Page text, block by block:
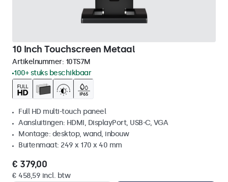
10 Inch Touchscreen Metaal
Artikelnummer: 10TS7M
100+ stuks beschikbaar
Full HD multi-touch paneel
Aansluitingen: HDMI, DisplayPort, USB-C, VGA
Montage: desktop, wand, inbouw
Buitenmaat: 249 x 170 x 40 mm
€ 379,00
€ 458,59 incl. btw